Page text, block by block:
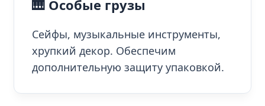
🎹 Особые грузы
Сейфы, музыкальные инструменты,
хрупкий декор. Обеспечим
дополнительную защиту упаковкой.